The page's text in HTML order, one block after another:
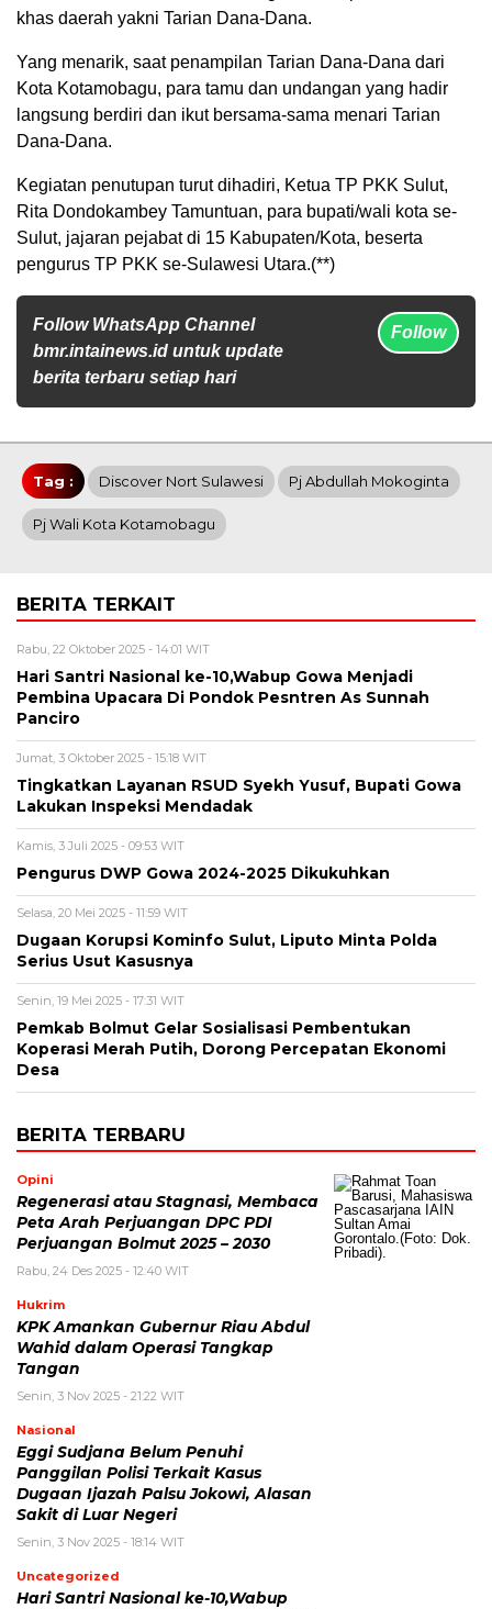
khas daerah yakni Tarian Dana-Dana.
Yang menarik, saat penampilan Tarian Dana-Dana dari
Kota Kotamobagu, para tamu dan undangan yang hadir
langsung berdiri dan ikut bersama-sama menari Tarian
Dana-Dana.
Kegiatan penutupan turut dihadiri, Ketua TP PKK Sulut,
Rita Dondokambey Tamuntuan, para bupati/wali kota se-
Sulut, jajaran pejabat di 15 Kabupaten/Kota, beserta
pengurus TP PKK se-Sulawesi Utara.(**)
Follow WhatsApp Channel
bmr.intainews.id untuk update
berita terbaru setiap hari
Follow
Tag : Discover Nort Sulawesi Pj Abdullah Mokoginta
Pj Wali Kota Kotamobagu
BERITA TERKAIT
Rabu, 22 Oktober 2025 - 14:01 WIT
Hari Santri Nasional ke-10,Wabup Gowa Menjadi
Pembina Upacara Di Pondok Pesntren As Sunnah
Panciro
Jumat, 3 Oktober 2025 - 15:18 WIT
Tingkatkan Layanan RSUD Syekh Yusuf, Bupati Gowa
Lakukan Inspeksi Mendadak
Kamis, 3 Juli 2025 - 09:53 WIT
Pengurus DWP Gowa 2024-2025 Dikukuhkan
Selasa, 20 Mei 2025 - 11:59 WIT
Dugaan Korupsi Kominfo Sulut, Liputo Minta Polda
Serius Usut Kasusnya
Senin, 19 Mei 2025 - 17:31 WIT
Pemkab Bolmut Gelar Sosialisasi Pembentukan
Koperasi Merah Putih, Dorong Percepatan Ekonomi
Desa
BERITA TERBARU
Opini
Regenerasi atau Stagnasi, Membaca
Peta Arah Perjuangan DPC PDI
Perjuangan Bolmut 2025 – 2030
Rabu, 24 Des 2025 - 12:40 WIT
Hukrim
KPK Amankan Gubernur Riau Abdul
Wahid dalam Operasi Tangkap
Tangan
Senin, 3 Nov 2025 - 21:22 WIT
Nasional
Eggi Sudjana Belum Penuhi
Panggilan Polisi Terkait Kasus
Dugaan Ijazah Palsu Jokowi, Alasan
Sakit di Luar Negeri
Senin, 3 Nov 2025 - 18:14 WIT
Uncategorized
Hari Santri Nasional ke-10,Wabup